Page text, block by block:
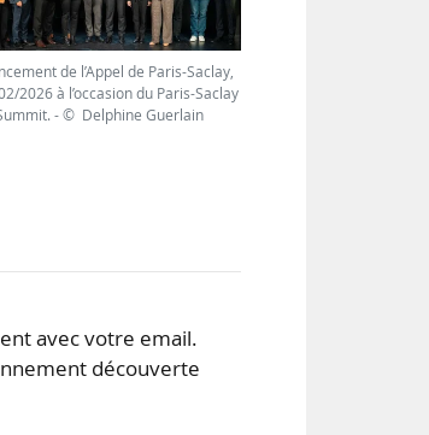
de l’Appel de Paris-Saclay,
2026 à l’occasion du Paris-Saclay
- © Delphine Guerlain
avec votre email.
découverte